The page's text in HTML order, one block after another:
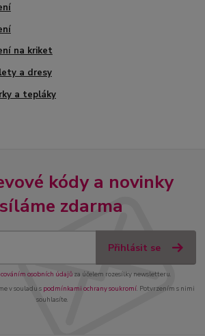
na kriket
a dresy
a tepláky
kódy a novinky
zdarma
Přihlásit se
osobních údajůza účelem rozesílky newsletteru.
v souladu s podmínkami ochrany soukromí. Potvrzením s nimi
souhlasíte.